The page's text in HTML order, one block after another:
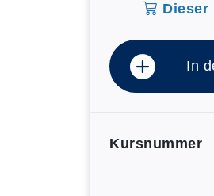
Dieser
In
Kursnummer